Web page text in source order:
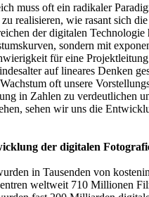
muss oft ein radikaler
realisieren, wie rasant sich
der digitalen Technologie
sondern mit
für eine Projektleitung
auf lineares Denken
oft unsere
in Zahlen zu verdeutlichen
sehen wir uns die
der digitalen
in Tausenden von
weltweit 710 Millionen